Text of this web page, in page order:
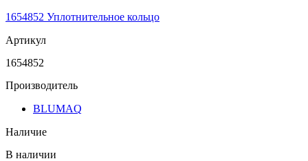
1654852 Уплотнительное кольцо
Артикул
1654852
Производитель
BLUMAQ
Наличие
В наличии